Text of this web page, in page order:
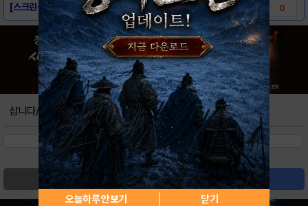
[스크린샷] - 검의나라 0
[게임소개] - 검의나라 0
삽니다/팝니다
검색 글쓰기
오늘하루 안보기 닫기